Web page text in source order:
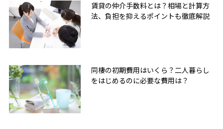
賃貸の仲介手数料とは？相場と計算方
法、負担を抑えるポイントも徹底解説
同棲の初期費用はいくら？二人暮らし
をはじめるのに必要な費用は？